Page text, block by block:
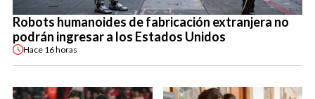
Robots humanoides de fabricación extranjera no
podrán ingresar a los Estados Unidos
Hace 16 horas